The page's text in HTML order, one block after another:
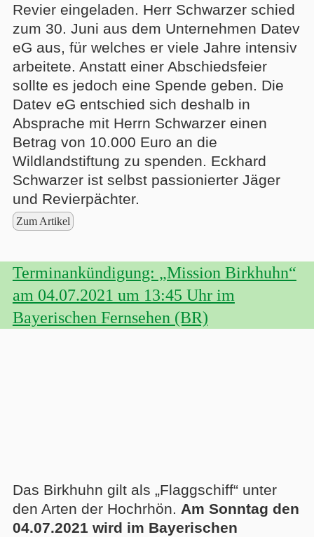
Revier eingeladen. Herr Schwarzer schied
zum 30. Juni aus dem Unternehmen Datev
eG aus, für welches er viele Jahre intensiv
arbeitete. Anstatt einer Abschiedsfeier
sollte es jedoch eine Spende geben. Die
Datev eG entschied sich deshalb in
Absprache mit Herrn Schwarzer einen
Betrag von 10.000 Euro an die
Wildlandstiftung zu spenden. Eckhard
Schwarzer ist selbst passionierter Jäger
und Revierpächter.
Zum Artikel
Terminankündigung: „Mission Birkhuhn“
am 04.07.2021 um 13:45 Uhr im
Bayerischen Fernsehen (BR)
Das Birkhuhn gilt als „Flaggschiff“ unter
den Arten der Hochrhön. Am Sonntag den
04.07.2021 wird im Bayerischen